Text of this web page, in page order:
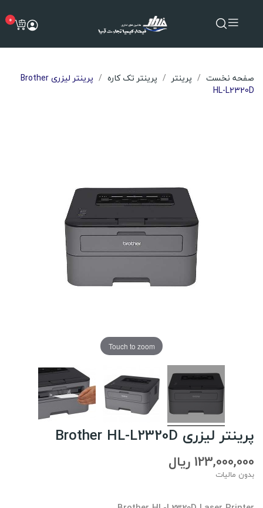
0
صفحه نخست پرینتر پرینتر تک کاره
پرینتر لیزری Brother
HL-L2320D
Touch to zoom
پرینتر لیزری Brother HL-L2320D
123,000,000 ریال
بدون مالیات